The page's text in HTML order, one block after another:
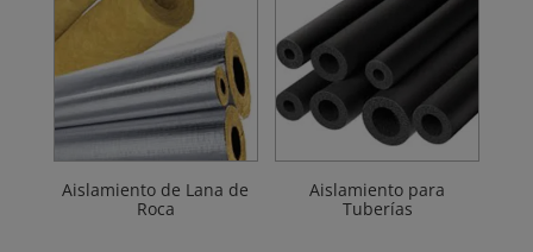
Aislamiento de Lana de
Roca
Aislamiento para
Tuberías